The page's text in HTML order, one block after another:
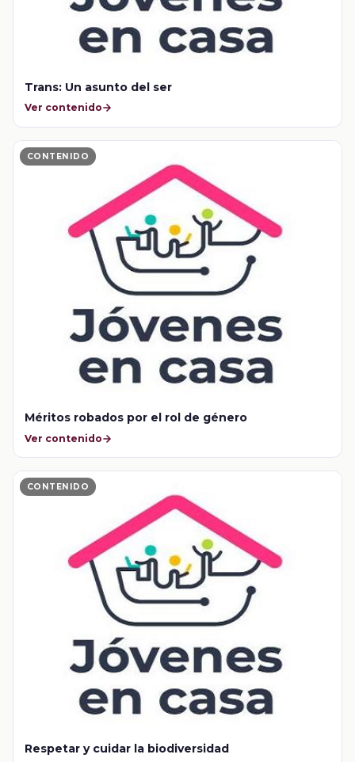
Trans: Un asunto del ser
Ver contenido
CONTENIDO
Méritos robados por el rol de género
Ver contenido
CONTENIDO
Respetar y cuidar la biodiversidad